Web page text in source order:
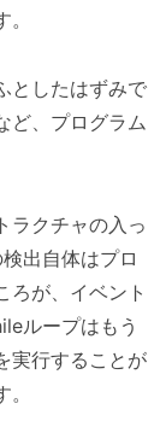
としたはずみで
ど、プログラム
ラクチャの入っ
出自体はプロ
ろが、イベント
ループはもう
実行することが